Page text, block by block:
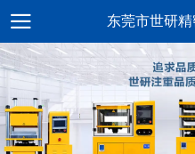
东莞市世研